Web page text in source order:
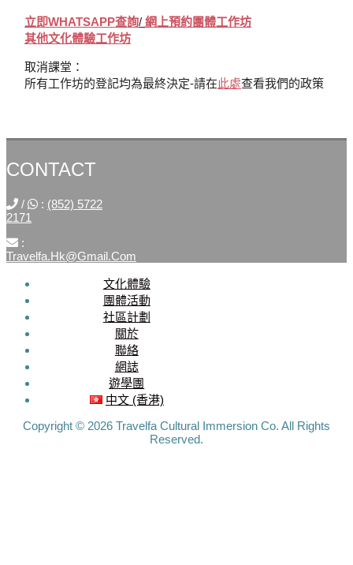
立即WHATSAPP查詢/網上預約團體工作坊
其他文化體驗工作坊
取消課堂：
所有工作坊的登記均為最終決定-請在此處查看我們的政策
CONTACT
/ : (852) 5722
2171
:
Travelfa.hk@gmail.com
文化體驗
團體活動
社區計劃
關於
聯絡
網誌
遊學團
中文 (香港)
Copyright © 2026 Travelfa Cultural Immersion Co. All Rights
Reserved.